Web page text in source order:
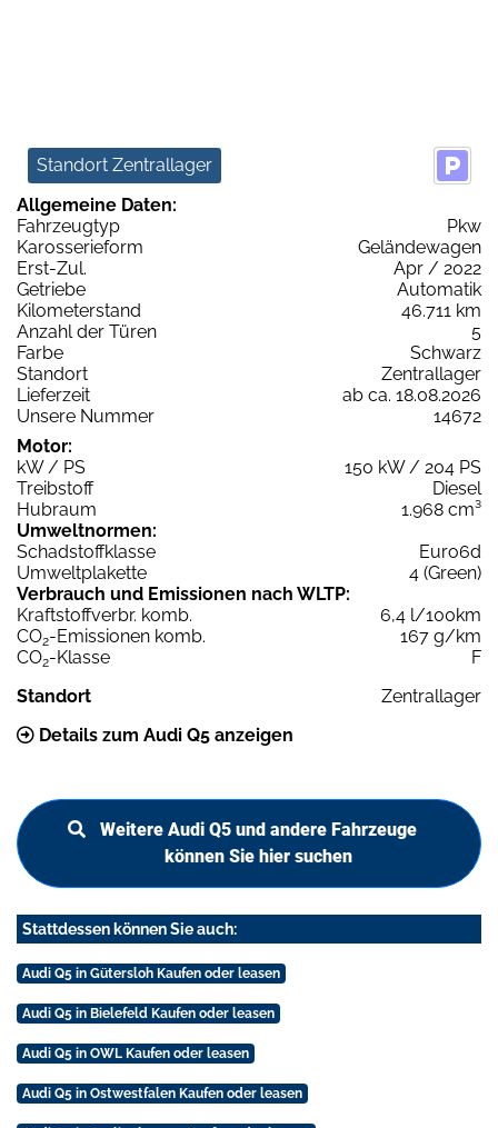
Standort Zentrallager
Allgemeine Daten:
Fahrzeugtyp
Pkw
Karosserieform
Geländewagen
Erst-Zul.
Apr / 2022
Getriebe
Automatik
Kilometerstand
46.711 km
Anzahl der Türen
5
Farbe
Schwarz
Standort
Zentrallager
Lieferzeit
ab ca. 18.08.2026
Unsere Nummer
14672
Motor:
kW / PS
150 kW / 204 PS
Treibstoff
Diesel
Hubraum
1.968 cm³
Umweltnormen:
Schadstoffklasse
Euro6d
Umweltplakette
4 (Green)
Verbrauch und Emissionen nach WLTP:
Kraftstoffverbr. komb.
6,4 l/100km
CO2-Emissionen komb.
167 g/km
CO2-Klasse
F
Standort
Zentrallager
Details zum Audi Q5 anzeigen
Weitere Audi Q5 und andere Fahrzeuge
können Sie hier suchen
Stattdessen können Sie auch:
Audi Q5 in Gütersloh Kaufen oder leasen
Audi Q5 in Bielefeld Kaufen oder leasen
Audi Q5 in OWL Kaufen oder leasen
Audi Q5 in Ostwestfalen Kaufen oder leasen